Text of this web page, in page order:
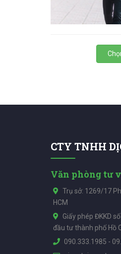
CTY TNHH
Văn phòng tư
Trụ sở: 1269/17
HCM
Giấy phép ĐKKD
đầu tư thành phố Hồ
090.333.1985 -